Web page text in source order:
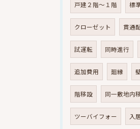
戸建２階～１階 標
クローゼット 貫通
試運転 同時進行
追加費用 廻縁
階移設 同一敷地内
ツーバイフォー 入